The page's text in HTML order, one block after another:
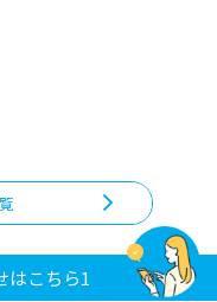
はこちら1